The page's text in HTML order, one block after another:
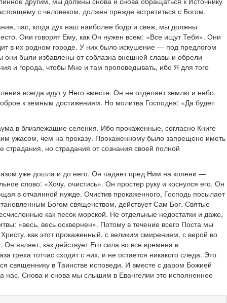
с человеком, должен прежде встретиться с Богом.
час, когда дух наш наиболее бодр и свеж, мы должны
Они говорят Ему, как Он нужен всем: «Все ищут Тебя». Они
в их родном городе. У них было искушение — под предлогом
они были избавлены от соблазна внешней славы и обрели
и города, чтобы Мне и там проповедывать, ибо Я для того
всегда идут у Него вместе. Он не отделяет землю и небо.
к земным достижениям. Но молитва Господня: «Да будет
в близлежащие селения. Ибо прокаженные, согласно Книге
ужасом, чем на проказу. Прокаженному было запрещено иметь
но страдания от сознания своей полной
уже дошла и до него. Он падает пред Ним на колени —
слово: «Хочу, очистись». Он простер руку и коснулся его. Он
в отчаянной нужде. Очистив прокаженного, Господь посылает
Богом священством, действует Сам Бог. Святые
как песок морской. Не отдельные недостатки и даже,
«весь, весь осквернен». Потому в течение всего Поста мы
как этот прокаженный, с великим смирением, с верой во
являет, как действует Его сила во все времена в
греха тотчас сходит с них, и не остается никакого следа. Это
священнику в Таинстве исповеди. И вместе с даром Божией
нас. Снова и снова мы слышим в Евангелии это исполненное